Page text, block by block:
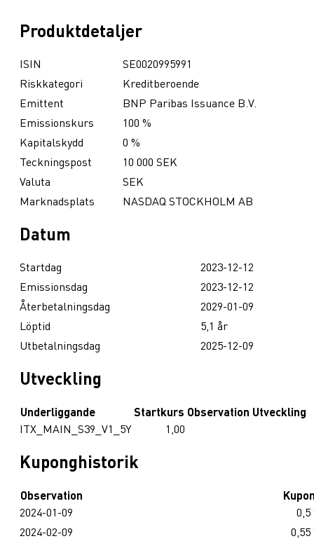
Produktdetaljer
ISIN
SE0020995991
Riskkategori
Kreditberoende
Emittent
BNP Paribas Issuance B.V.
Emissionskurs
100 %
Kapitalskydd
0 %
Teckningspost
10 000 SEK
Valuta
SEK
Marknadsplats
NASDAQ STOCKHOLM AB
Datum
Startdag
2023-12-12
Emissionsdag
2023-12-12
Återbetalningsdag
2029-01-09
Löptid
5,1 år
Utbetalningsdag
2025-12-09
Utveckling
Underliggande Startkurs Observation Utveckling
ITX_MAIN_S39_V1_5Y
1,00
Kuponghistorik
Observation
2024-01-09
0,5
2024-02-09
0,55